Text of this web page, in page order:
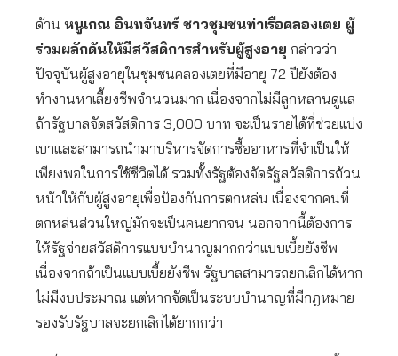
ด้าน หนูเกณ อินทจันทร์ ชาวชุมชนท่าเรือคลองเตย ผู้
ร่วมผลักดันให้มีสวัสดิการสำหรับผู้สูงอายุ กล่าวว่า
ปัจจุบันผู้สูงอายุในชุมชนคลองเตยที่มีอายุ 72 ปียังต้อง
ทำงานหาเลี้ยงชีพจำนวนมาก เนื่องจากไม่มีลูกหลานดูแล
ถ้ารัฐบาลจัดสวัสดิการ 3,000 บาท จะเป็นรายได้ที่ช่วยแบ่ง
เบาและสามารถนำมาบริหารจัดการซื้ออาหารที่จำเป็นให้
เพียงพอในการใช้ชีวิตได้ รวมทั้งรัฐต้องจัดรัฐสวัสดิการถ้วน
หน้าให้กับผู้สูงอายุเพื่อป้องกันการตกหล่น เนื่องจากคนที่
ตกหล่นส่วนใหญ่มักจะเป็นคนยากจน นอกจากนี้ต้องการ
ให้รัฐจ่ายสวัสดิการแบบบำนาญมากกว่าแบบเบี้ยยังชีพ
เนื่องจากถ้าเป็นแบบเบี้ยยังชีพ รัฐบาลสามารถยกเลิกได้หาก
ไม่มีงบประมาณ แต่หากจัดเป็นระบบบำนาญที่มีกฎหมาย
รองรับรัฐบาลจะยกเลิกได้ยากกว่า